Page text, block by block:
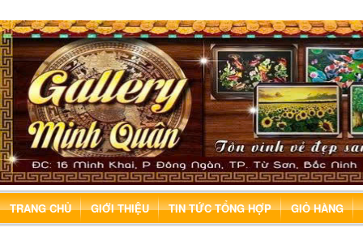
TRANG CHỦ GIỚI THIỆU TIN TỨC TỔNG HỢP GIỎ HÀNG